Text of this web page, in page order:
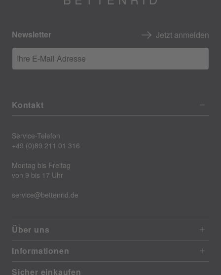
Newsletter Jetzt anmelden
Ihre E-Mail Adresse
Kontakt
Service-Telefon
+49 (0)89 211 01 316
Montag bis Freitag
von 9 bis 17 Uhr
service@bettenrid.de
Über uns
Informationen
Sicher einkaufen